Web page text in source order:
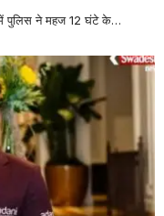
पुलिस ने महज 12 घंटे के…